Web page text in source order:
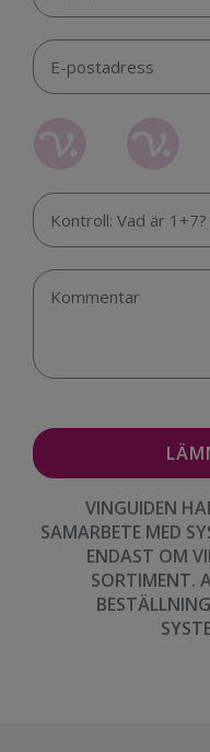
VINGUIDEN
SAMARBETE MED
ENDAST OM
SORTIMENT.